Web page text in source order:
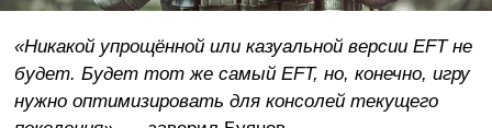
«Никакой упрощённой или казуальной версии EFT не
будет. Будет тот же самый EFT, но, конечно, игру
нужно оптимизировать для консолей текущего